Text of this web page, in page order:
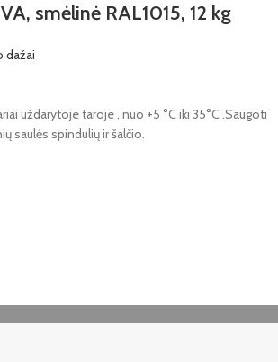
smėlinė RAL1015, 12 kg
dažai
uždarytoje taroje , nuo +5 °C iki 35°C .Saugoti
saulės spindulių ir šalčio.